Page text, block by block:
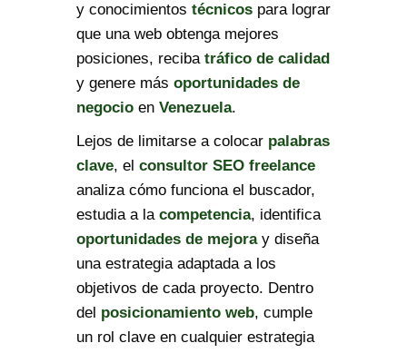
y conocimientos técnicos para lograr
que una web obtenga mejores
posiciones, reciba tráfico de calidad
y genere más oportunidades de
negocio en Venezuela.
Lejos de limitarse a colocar palabras
clave, el consultor SEO freelance
analiza cómo funciona el buscador,
estudia a la competencia, identifica
oportunidades de mejoray diseña
una estrategia adaptada a los
objetivos de cada proyecto. Dentro
del posicionamiento web, cumple
un rol clave en cualquier estrategia